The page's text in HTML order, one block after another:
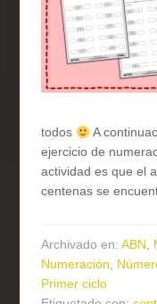
todos
A
ejercicio de
actividad es que el
centenas se
Archivado en:ABN,
Numeración,
Primer ciclo